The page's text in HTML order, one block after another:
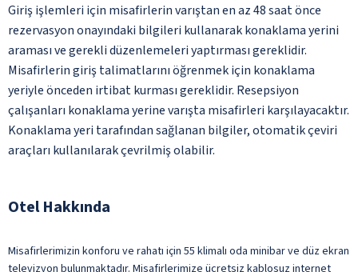
Giriş işlemleri için misafirlerin varıştan en az 48 saat önce
rezervasyon onayındaki bilgileri kullanarak konaklama yerini
araması ve gerekli düzenlemeleri yaptırması gereklidir.
Misafirlerin giriş talimatlarını öğrenmek için konaklama
yeriyle önceden irtibat kurması gereklidir. Resepsiyon
çalışanları konaklama yerine varışta misafirleri karşılayacaktır.
Konaklama yeri tarafından sağlanan bilgiler, otomatik çeviri
araçları kullanılarak çevrilmiş olabilir.
Otel Hakkında
Misafirlerimizin konforu ve rahatı için 55 klimalı oda minibar ve düz ekran
televizyon bulunmaktadır. Misafirlerimize ücretsiz kablosuz internet